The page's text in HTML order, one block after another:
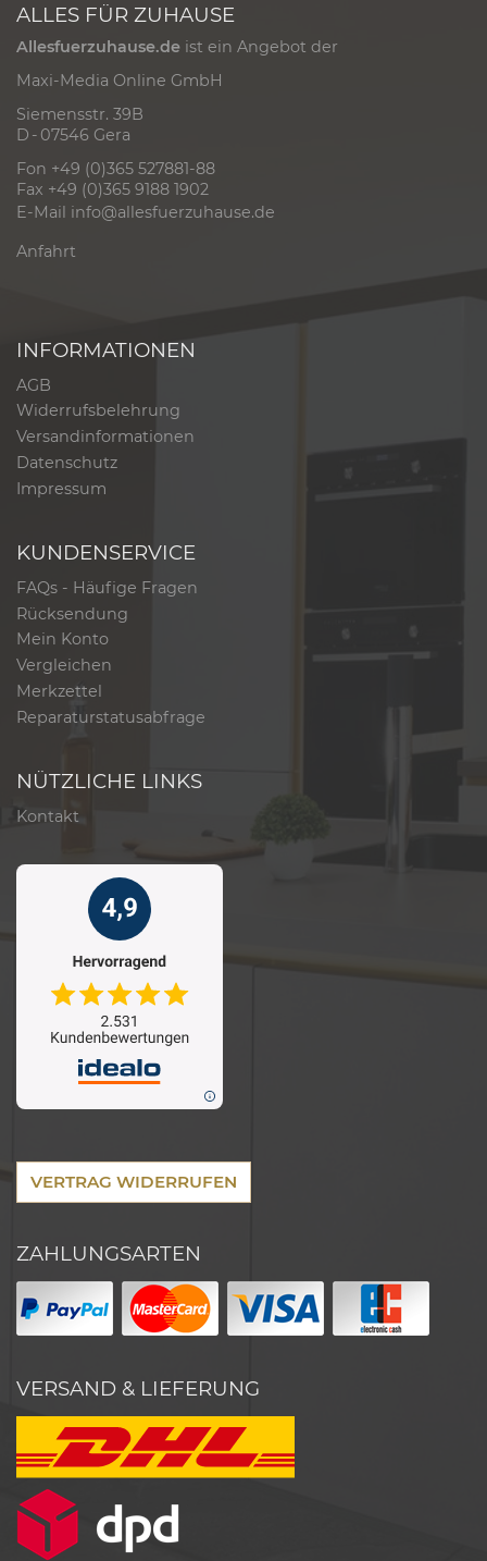
ALLES FÜR ZUHAUSE
Allesfuerzuhause.de ist ein Angebot der
Maxi-Media Online GmbH
Siemensstr. 39B
D - 07546 Gera
Fon +49 (0)365 527881-88
Fax +49 (0)365 9188 1902
E-Mail info@allesfuerzuhause.de
Anfahrt
INFORMATIONEN
AGB
Widerrufsbelehrung
Versandinformationen
Datenschutz
Impressum
KUNDENSERVICE
FAQs - Häufige Fragen
Rücksendung
Mein Konto
Vergleichen
Merkzettel
Reparaturstatusabfrage
NÜTZLICHE LINKS
Kontakt
VERTRAG WIDERRUFEN
ZAHLUNGSARTEN
VERSAND & LIEFERUNG